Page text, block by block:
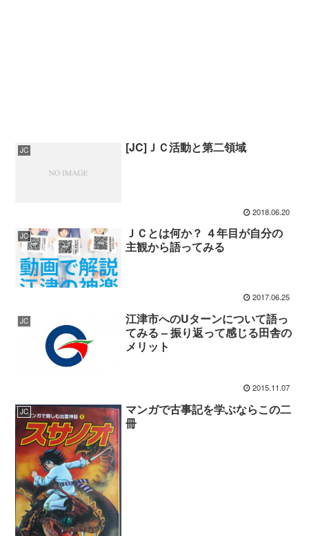
JC [JC]ＪＣ活動と第二領域
2018.06.20
JC
ＪＣとは何か？ ４年目が自分の
主観から語ってみる
2017.06.25
JC
江津市へのUターンについて語っ
てみる – 振り返って感じる田舎の
メリット
2015.11.07
JC
マンガで古事記を学ぶならこの二
冊